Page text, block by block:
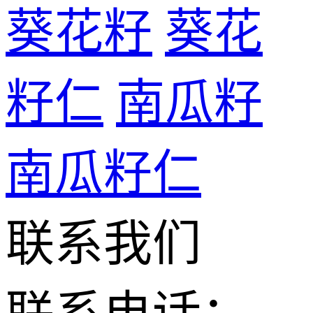
葵花籽 葵花
籽仁 南瓜籽
南瓜籽仁
联系我们